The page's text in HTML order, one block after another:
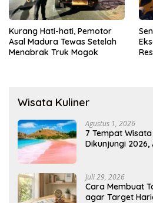
Kurang Hati-hati, Pemotor
Asal Madura Tewas Setelah
Menabrak Truk Mogok
Wisata Kuliner
Agustus 1, 2026
7 Tempat
Dikunjungi
Juli 29, 2026
Cara Membuat
agar Target